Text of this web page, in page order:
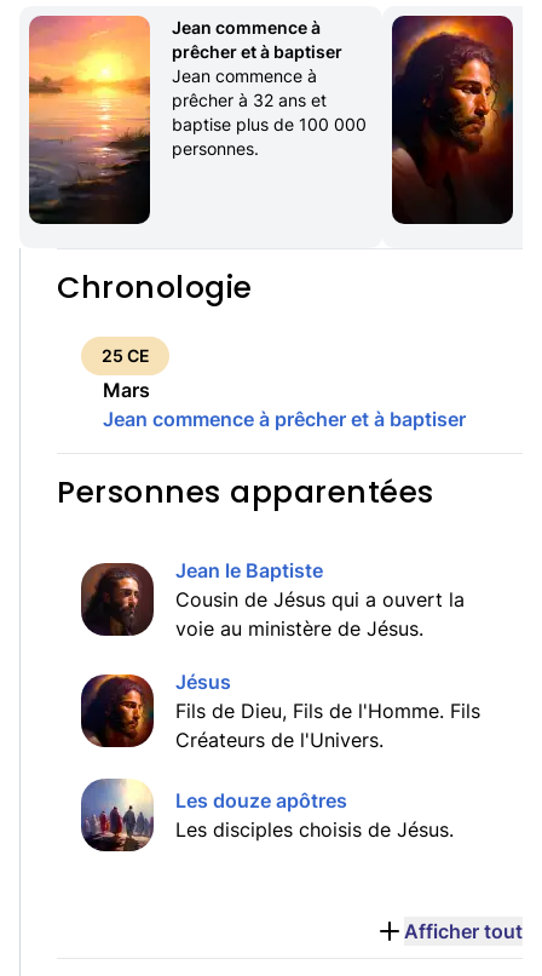
Jean commence à
prêcher et à baptiser
Jean commence à
prêcher à 32 ans et
baptise plus de 100 000
personnes.
Chronologie
25 CE
Mars
Jean commence à prêcher et à baptiser
Personnes apparentées
Jean le Baptiste
Cousin de Jésus qui a ouvert la
voie au ministère de Jésus.
Jésus
Fils de Dieu, Fils de l'Homme. Fils
Créateurs de l'Univers.
Les douze apôtres
Les disciples choisis de Jésus.
Afficher tout